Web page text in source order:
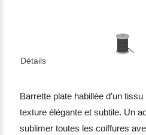
Détails
Barrette plate habillée d’un
texture élégante et subtile. Un
sublimer toutes les coiffures